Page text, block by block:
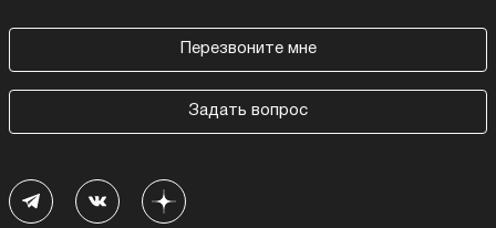
Перезвоните мне
Задать вопрос